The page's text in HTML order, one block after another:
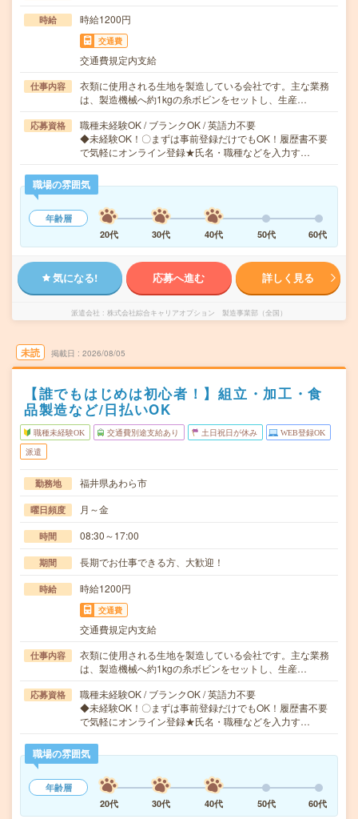
時給 時給1200円
交通費
交通費規定内支給
仕事内容
衣類に使用される生地を製造している会社です。主な業務
は、製造機械へ約1kgの糸ボビンをセットし、生産…
応募資格
職種未経験OK / ブランクOK / 英語力不要
◆未経験OK！〇まずは事前登録だけでもOK！履歴書不要
で気軽にオンライン登録★氏名・職種などを入力す…
職場の雰囲気
年齢層
20代
30代 40代 50代 60代
気になる! 応募へ進む 詳しく見る
派遣会社 株式会社綜合キャリアオプション 製造事業部（全国）
未読 掲載日 2026/08/05
【誰でもはじめは初心者！】組立・加工・食
品製造など/日払いOK
職種未経験OK 交通費別途支給あり 土日祝日が休み WEB登録OK
派遣
勤務地 福井県あわら市
曜日頻度 月～金
時間 08:30～17:00
期間 長期でお仕事できる方、大歓迎！
時給 時給1200円
交通費
交通費規定内支給
仕事内容
衣類に使用される生地を製造している会社です。主な業務
は、製造機械へ約1kgの糸ボビンをセットし、生産…
応募資格
職種未経験OK / ブランクOK / 英語力不要
◆未経験OK！〇まずは事前登録だけでもOK！履歴書不要
で気軽にオンライン登録★氏名・職種などを入力す…
職場の雰囲気
年齢層
20代
30代 40代 50代 60代